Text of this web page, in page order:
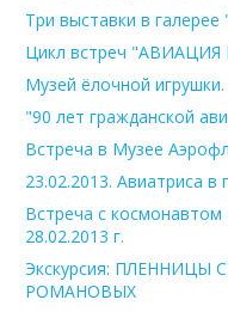
Три выставки в галерее
Цикл встреч
Музей ёлочной игрушки.
"90 лет гражданской
Встреча в Музее
23.02.2013. Авиатриса
Встреча с
28.02.2013 г.
Экскурсия:
РОМАНОВЫХ